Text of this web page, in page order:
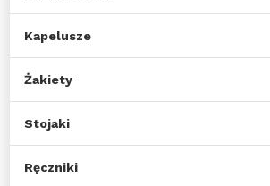
Kapelusze
Żakiety
Stojaki
Ręczniki